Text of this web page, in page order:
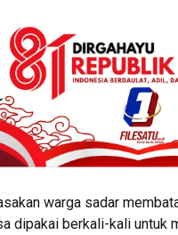
warga sadar
dipakai berkali-kali untuk